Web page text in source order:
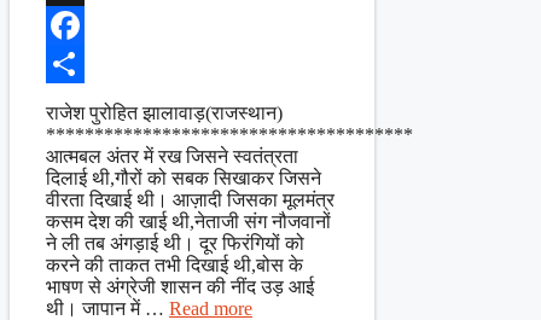
X
Facebook
Share
राजेश पुरोहित झालावाड़(राजस्थान)
**************************************
आत्मबल अंतर में रख जिसने स्वतंत्रता
दिलाई थी,गौरों को सबक सिखाकर जिसने
वीरता दिखाई थी। आज़ादी जिसका मूलमंत्र
कसम देश की खाई थी,नेताजी संग नौजवानों
ने ली तब अंगड़ाई थी। दूर फिरंगियों को
करने की ताकत तभी दिखाई थी,बोस के
भाषण से अंग्रेजी शासन की नींद उड़ आई
थी। जापान में … Read more